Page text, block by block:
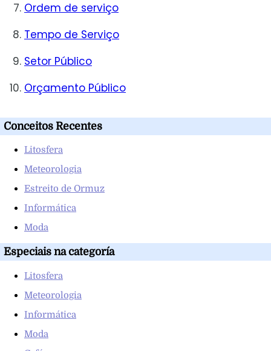
Ordem de serviço
Tempo de Serviço
Setor Público
Orçamento Público
Conceitos Recentes
Litosfera
Meteorologia
Estreito de Ormuz
Informática
Moda
Especiais na categoría
Litosfera
Meteorologia
Informática
Moda